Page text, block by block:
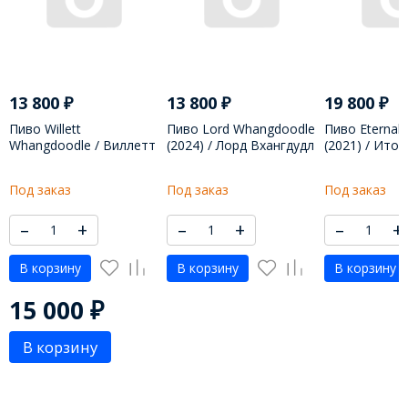
13 800 ₽
Пиво Willett
Whangdoodle / Виллетт
Под заказ
– +
В корзину
13 800 ₽
Пиво Lord Whangdoodle
(2024) / Лорд Вхангдудл
Под заказ
– +
В корзину
19 800 ₽
Пиво Eternal
(2021) /
Под заказ
– +
В корзину
15 000 ₽
В корзину